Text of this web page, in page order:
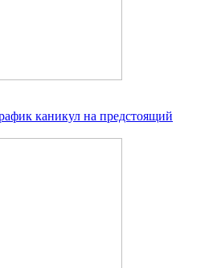
каникул на предстоящий